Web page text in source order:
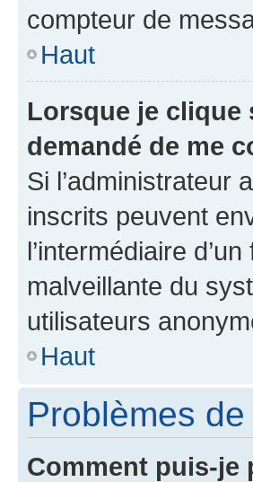
compteur de
Haut
Lorsque je clique
demandé de me
Si l’administrateur
inscrits peuvent
l’intermédiaire
malveillante du
utilisateurs
Haut
Problèmes
Comment puis-je